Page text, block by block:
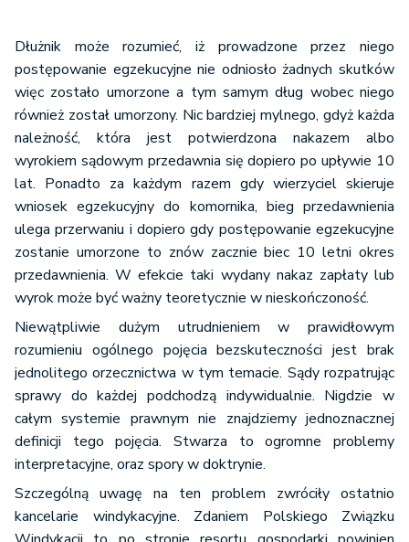
Dłużnik może rozumieć, iż prowadzone przez niego
postępowanie egzekucyjne nie odniosło żadnych skutków
więc zostało umorzone a tym samym dług wobec niego
również został umorzony. Nic bardziej mylnego, gdyż każda
należność, która jest potwierdzona nakazem albo
wyrokiem sądowym przedawnia się dopiero po upływie 10
lat. Ponadto za każdym razem gdy wierzyciel skieruje
wniosek egzekucyjny do komornika, bieg przedawnienia
ulega przerwaniu i dopiero gdy postępowanie egzekucyjne
zostanie umorzone to znów zacznie biec 10 letni okres
przedawnienia. W efekcie taki wydany nakaz zapłaty lub
wyrok może być ważny teoretycznie w nieskończoność.
Niewątpliwie dużym utrudnieniem w prawidłowym
rozumieniu ogólnego pojęcia bezskuteczności jest brak
jednolitego orzecznictwa w tym temacie. Sądy rozpatrując
sprawy do każdej podchodzą indywidualnie. Nigdzie w
całym systemie prawnym nie znajdziemy jednoznacznej
definicji tego pojęcia. Stwarza to ogromne problemy
interpretacyjne, oraz spory w doktrynie.
Szczególną uwagę na ten problem zwróciły ostatnio
kancelarie windykacyjne. Zdaniem Polskiego Związku